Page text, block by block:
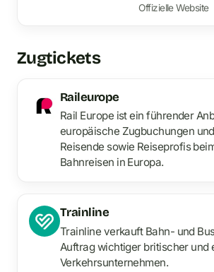
Offizielle Website
Zugtickets
Raileurope
Rail Europe ist ein führender
europäische Zugbuchungen
Reisende sowie Reiseprofis
Bahnreisen in Europa.
Trainline
Trainline verkauft Bahn- und
Auftrag wichtiger britischer und
Verkehrsunternehmen.